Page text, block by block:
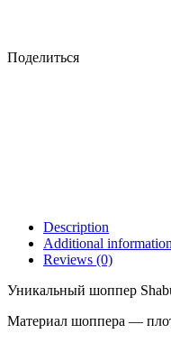
Поделиться
Description
Additional
Reviews (0)
Уникальный шоппер
Материал шоппера —